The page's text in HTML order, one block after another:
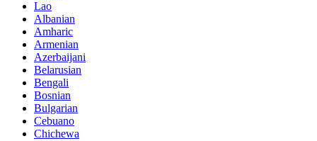
Lao
Albanian
Amharic
Armenian
Azerbaijani
Belarusian
Bengali
Bosnian
Bulgarian
Cebuano
Chichewa